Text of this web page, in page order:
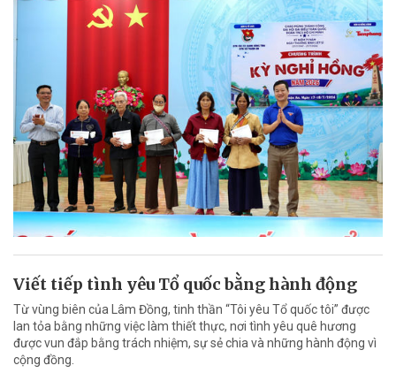
Viết tiếp tình yêu Tổ quốc bằng hành động
Từ vùng biên của Lâm Đồng, tinh thần “Tôi yêu Tổ quốc tôi” được
lan tỏa bằng những việc làm thiết thực, nơi tình yêu quê hương
được vun đắp bằng trách nhiệm, sự sẻ chia và những hành động vì
cộng đồng.